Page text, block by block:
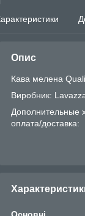
Опис
Кава мелена
Виробник:
Дополнительные
оплата/доставка:
Основні